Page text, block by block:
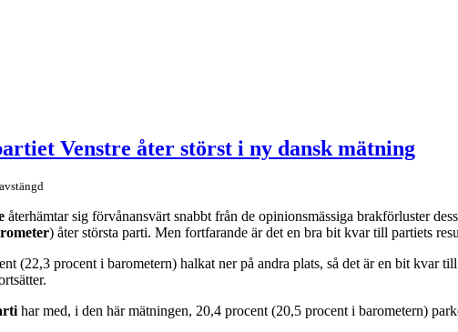
Venstre åter störst i ny dansk mätning
återhämtar sig förvånansvärt snabbt från de opinionsmässiga brakförluster
) åter största parti. Men fortfarande är det en bra bit kvar till partiets
(22,3 procent i barometern) halkat ner på andra plats, så det är en bit kvar
har med, i den här mätningen, 20,4 procent (20,5 procent i barometern)